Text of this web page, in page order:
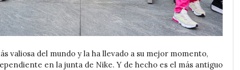
valiosa del mundo y la ha llevado a su mejor momento,
en la junta de Nike. Y de hecho es el más antiguo